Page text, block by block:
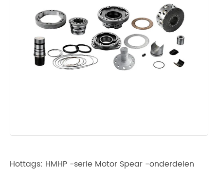
Hottags: HMHP -serie Motor Spear -onderdelen